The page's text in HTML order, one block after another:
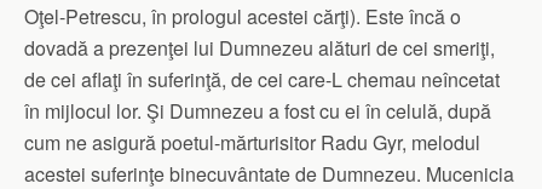
Oţel-Petrescu, în prologul acestei cărţi). Este încă o
dovadă a prezenţei lui Dumnezeu alături de cei smeriţi,
de cei aflaţi în suferinţă, de cei care-L chemau neîncetat
în mijlocul lor. Şi Dumnezeu a fost cu ei în celulă, după
cum ne asigură poetul-mărturisitor Radu Gyr, melodul
acestei suferinţe binecuvântate de Dumnezeu. Mucenicia